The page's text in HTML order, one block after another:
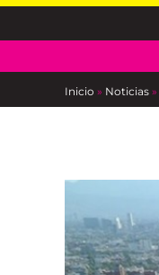
Inicio » Noticias »